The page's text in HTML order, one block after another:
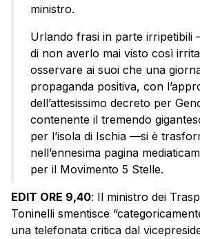
ministro.
Urlando frasi in parte
di non averlo mai visto così
osservare ai suoi che una
propaganda positiva, con
dell’attesissimo decreto per
contenente il tremendo
per l’isola di Ischia —si è
nell’ennesima pagina
per il Movimento 5 Stelle.
EDIT ORE 9,40: Il ministro dei
Toninelli smentisce
una telefonata critica dal